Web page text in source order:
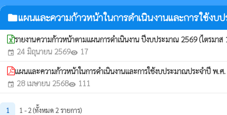
folderแผนและความก้าวหน้าในการดำเนินงานและการใช้งบ
รายงานความก้าวหน้าตามแผนการดำเนินงาน ปีงบประมาณ 2569 (ไตรมา
event 24 มิถุนายน 2569visibility 17
แผนและความก้าวหน้าในการดำเนินงานและการใช้งบประมาณประจำปี พ.
event 28 เมษายน 2568visibility 111
1 1 - 2 (ทั้งหมด 2 รายการ)